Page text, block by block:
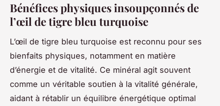
Bénéfices physiques insoupçonnés de
l’œil de tigre bleu turquoise
L’œil de tigre bleu turquoise est reconnu pour ses
bienfaits physiques, notamment en matière
d’énergie et de vitalité. Ce minéral agit souvent
comme un véritable soutien à la vitalité générale,
aidant à rétablir un équilibre énergétique optimal